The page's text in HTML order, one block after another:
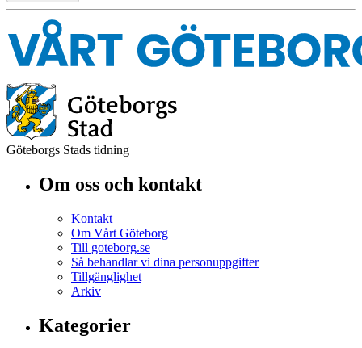
Göteborgs Stads tidning
Om oss och kontakt
Kontakt
Om Vårt Göteborg
Till goteborg.se
Så behandlar vi dina personuppgifter
Tillgänglighet
Arkiv
Kategorier